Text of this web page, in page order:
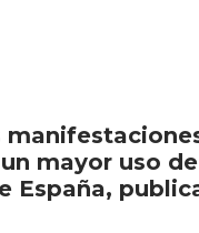
mayor uso
España,